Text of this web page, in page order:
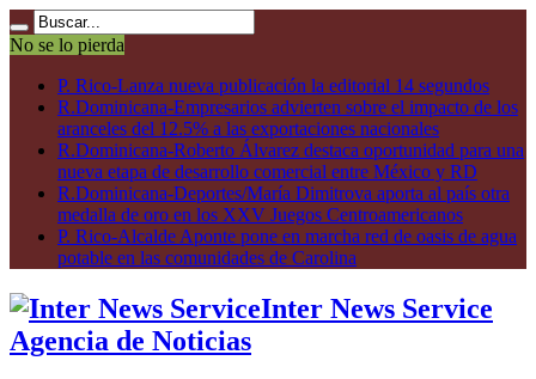
No se lo pierda
P. Rico-Lanza nueva publicación la editorial 14 segundos
R.Dominicana-Empresarios advierten sobre el impacto de los
aranceles del 12.5% a las exportaciones nacionales
R.Dominicana-Roberto Álvarez destaca oportunidad para una
nueva etapa de desarrollo comercial entre México y RD
R.Dominicana-Deportes/María Dimitrova aporta al país otra
medalla de oro en los XXV Juegos Centroamericanos
P. Rico-Alcalde Aponte pone en marcha red de oasis de agua
potable en las comunidades de Carolina
Inter News Service
Agencia de Noticias